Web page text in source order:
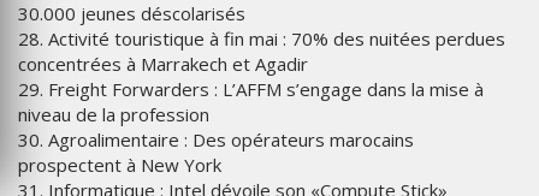
30.000 jeunes déscolarisés
28. Activité touristique à fin mai : 70% des nuitées perdues
concentrées à Marrakech et Agadir
29. Freight Forwarders : L’AFFM s’engage dans la mise à
niveau de la profession
30. Agroalimentaire : Des opérateurs marocains
prospectent à New York
31. Informatique : Intel dévoile son «Compute Stick»